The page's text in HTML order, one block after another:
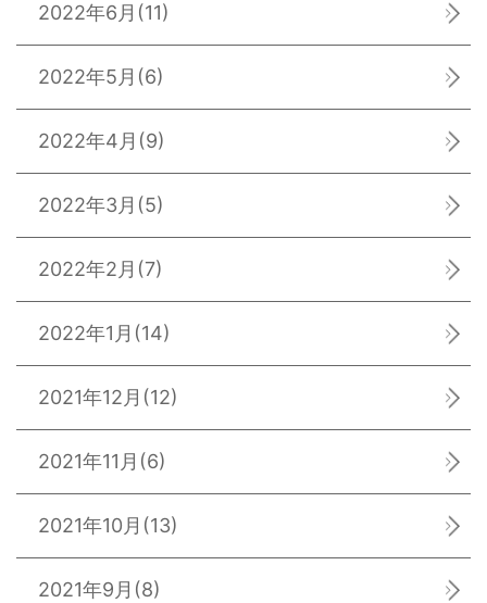
2022年6月 (11)
2022年5月 (6)
2022年4月 (9)
2022年3月 (5)
2022年2月 (7)
2022年1月 (14)
2021年12月 (12)
2021年11月 (6)
2021年10月 (13)
2021年9月 (8)